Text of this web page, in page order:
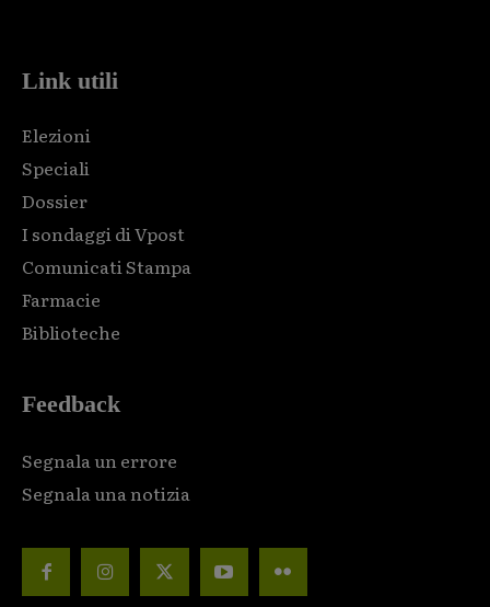
Link utili
Elezioni
Speciali
Dossier
I sondaggi di Vpost
Comunicati Stampa
Farmacie
Biblioteche
Feedback
Segnala un errore
Segnala una notizia